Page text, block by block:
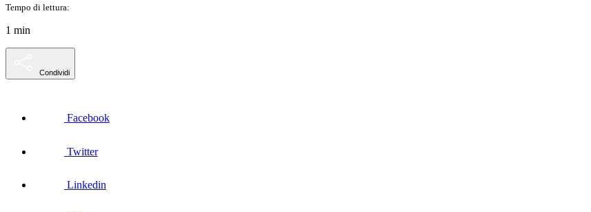
Tempo di lettura:
1 min
Condividi
Facebook
Twitter
Linkedin